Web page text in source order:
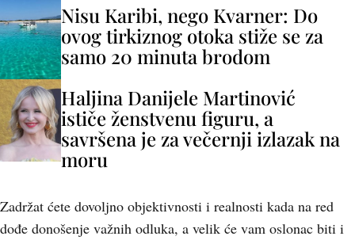
Nisu Karibi, nego Kvarner: Do
ovog tirkiznog otoka stiže se za
samo 20 minuta brodom
Haljina Danijele Martinović
ističe ženstvenu figuru, a
savršena je za večernji izlazak na
moru
Zadržat ćete dovoljno objektivnosti i realnosti kada na red
dođe donošenje važnih odluka, a velik će vam oslonac biti i